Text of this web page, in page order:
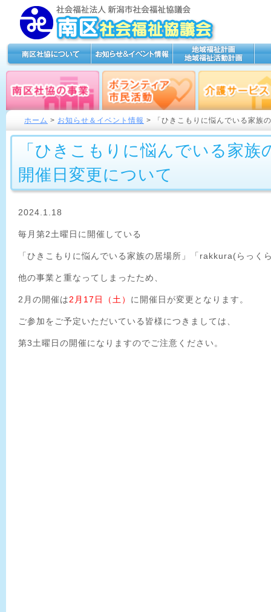
ホーム > お知らせ＆イベント情報 > 「ひきこもりに悩んでいる家族
「ひきこもりに悩んでいる家
開催日変更について
2024.1.18
毎月第2土曜日に開催している
「ひきこもりに悩んでいる家族の居場所」「rakkura(らっく
他の事業と重なってしまったため、
2月の開催は2月17日（土） に開催日が変更となります。
ご参加をご予定いただいている皆様につきましては、
第3土曜日の開催になりますのでご注意ください。